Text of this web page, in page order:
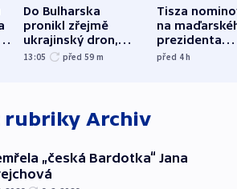
Do Bulharska
pronikl zřejmě
ukrajinský dron,
explodoval kilometr
13:05 před 59 m
Tisza
na
prezidenta
bývalého
před 4h
rubriky Archiv
„česká Bardotka“ Jana